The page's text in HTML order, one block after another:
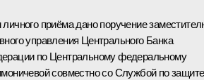
приёма дано поручение
управления Центрального Банка
по Центральному федеральному
совместно со Службой по защите